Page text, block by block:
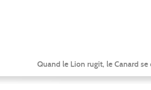
Quand le Lion rugit, le Canard se